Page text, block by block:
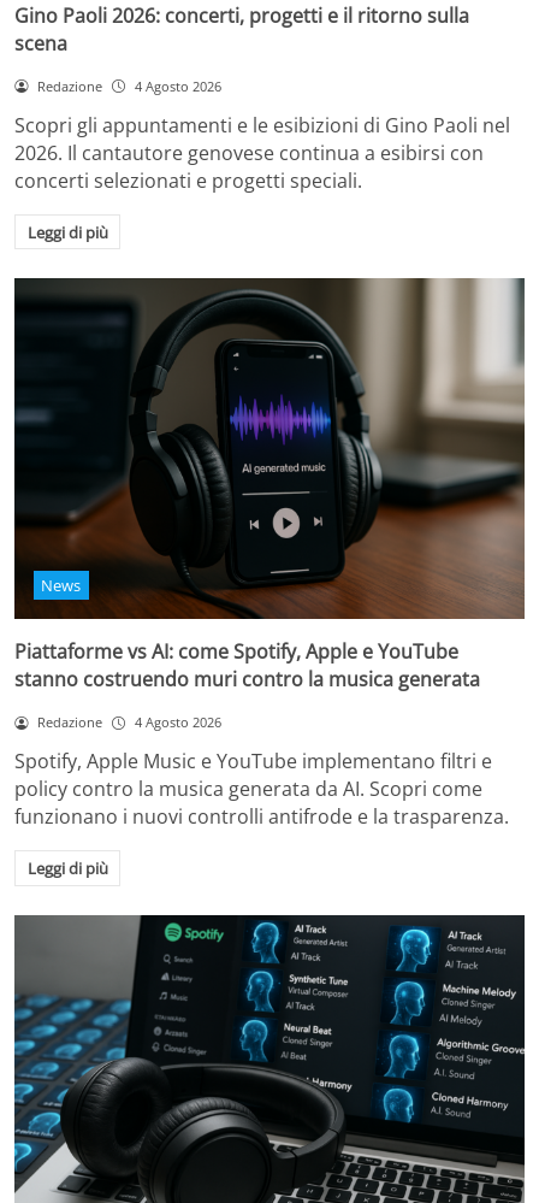
Gino Paoli 2026: concerti, progetti e il ritorno sulla
scena
Redazione 4 Agosto 2026
Scopri gli appuntamenti e le esibizioni di Gino Paoli nel
2026. Il cantautore genovese continua a esibirsi con
concerti selezionati e progetti speciali.
Leggi di più
News
Piattaforme vs AI: come Spotify, Apple e YouTube
stanno costruendo muri contro la musica generata
Redazione 4 Agosto 2026
Spotify, Apple Music e YouTube implementano filtri e
policy contro la musica generata da AI. Scopri come
funzionano i nuovi controlli antifrode e la trasparenza.
Leggi di più